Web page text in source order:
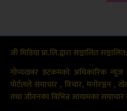
जी मिडिया प्रा.लि.द्वारा सञ्चालित सञ्चालित:
गोप्यखबर डटकमको अधिकारिक न्यूज
पोर्टलले समाचार , विचार, मनोरञ्जन ,
तथा जीवनका विभिन्न आयामका